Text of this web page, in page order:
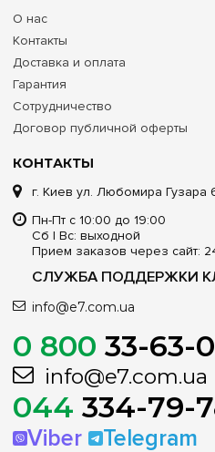
КОНТАКТЫ
г. Киев ул. Любомира Гузара
Пн-Пт с 10:00 до 19:00
Сб | Вс: выходной
Прием заказов через сайт:
СЛУЖБА ПОДДЕРЖКИ
info@e7.com.ua
0 800 33-63-
info@e7.com.ua
044 334-79-
Viber Telegram
О нас
Контакты
Доставка и оплата
Гарантия
Сотрудничество
Договор публичной оферты